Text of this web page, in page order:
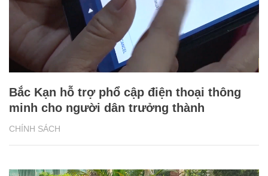
CHÍNH SÁCH
Bắc Kạn hỗ trợ phổ cập điện thoại thông
minh cho người dân trưởng thành